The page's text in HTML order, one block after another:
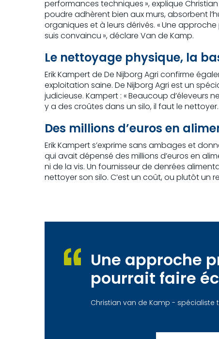
performances techniques », explique
poudre adhèrent bien aux murs, absorbent
organiques et à leurs dérivés. « Une
suis convaincu », déclare Van de Kamp.
Le nettoyage physique, la
Erik Kampert de De Nijborg Agri confirme
exploitation saine. De Nijborg Agri est un
judicieuse. Kampert : « Beaucoup d’éleveurs
y a des croûtes dans un silo, il faut le nettoyer.
Des millions d’euros en
Erik Kampert s’exprime sans ambages et
qui avait dépensé des millions d’euros en
ni de la vis. Un fournisseur de denrées
nettoyer son silo. C’est un coût, ou plutôt un
Une approche
pourrait faire
Christian van de Kamp -